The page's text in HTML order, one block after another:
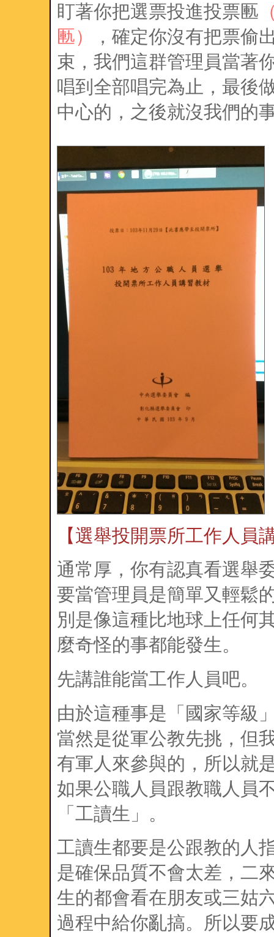
盯著你把選票投進投票匭
匭）
，確定你沒有把票偷
束，我們這群管理員當著
唱到全部唱完為止，最後
中心的，之後就沒我們的
【選舉投開票所工作人員
通常厚，你有認真看選舉
要當管理員是簡單又輕鬆
別是像這種比地球上任何
麼奇怪的事都能發生。
先講誰能當工作人員吧。
由於這種事是「國家等級
當然是從軍公教先挑，但
有軍人來參與的，所以就
如果公職人員跟教職人員
「工讀生」。
工讀生都要是公跟教的人
是確保品質不會太差，二
生的都會看在朋友或三姑
過程中給你亂搞。所以要